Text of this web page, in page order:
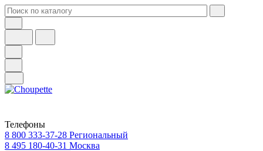
Телефоны
8 800 333-37-28 Региональный
8 495 180-40-31 Москва